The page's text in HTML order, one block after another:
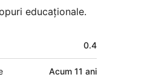
educaționale.
0.4
Acum 11 ani